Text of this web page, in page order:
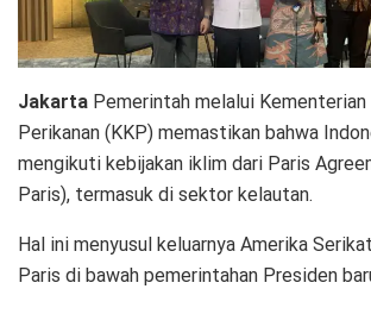
Jakarta Pemerintah melalui
Perikanan (KKP) memastikan bahwa
mengikuti kebijakan iklim dari Paris
Paris), termasuk di sektor kelautan.
Hal ini menyusul keluarnya Amerika
Paris di bawah pemerintahan Presiden